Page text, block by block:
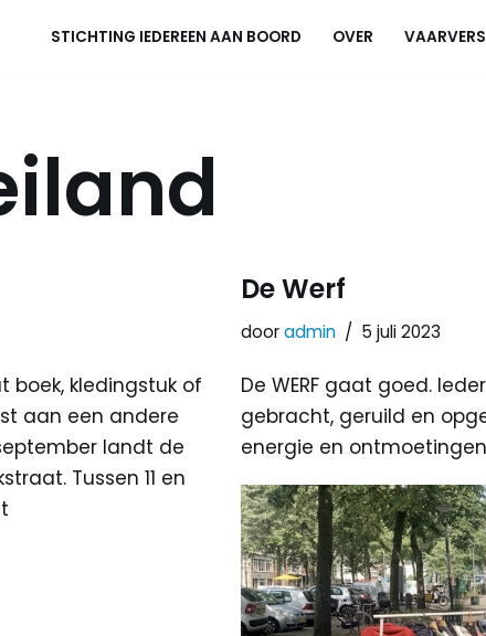
STICHTING IEDEREEN AAN BOORD OVER
boek, kledingstuk of
aan een andere
landt de
Tussen 11 en
De Werf
dooradmin 5 juli 2023
De WERF gaat goed.
gebracht, geruild en
energie en